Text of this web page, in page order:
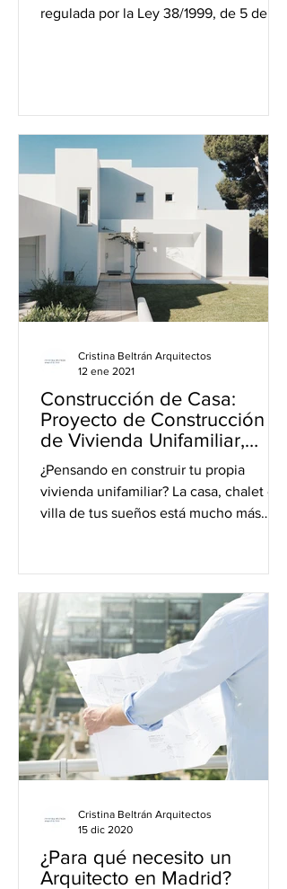
regulada por la Ley 38/1999, de 5 de
Construcción de Casa:
Proyecto de Construcción
de Vivienda Unifamiliar,
Chalet o Villa
¿Pensando en construir tu propia
vivienda unifamiliar? La casa, chalet o
villa de tus sueños está mucho más
Cristina Beltrán Arquitectos
12 ene 2021
¿Para qué necesito un
Arquitecto en Madrid?
Cristina Beltrán Arquitectos
15 dic 2020